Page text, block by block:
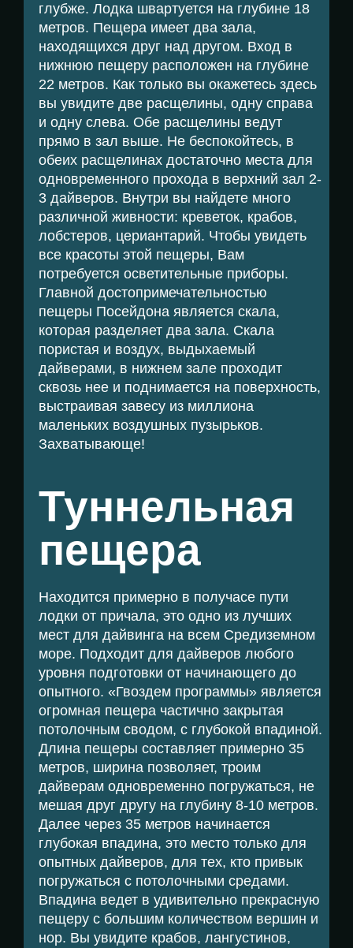
глубже. Лодка швартуется на глубине 18
метров. Пещера имеет два зала,
находящихся друг над другом. Вход в
нижнюю пещеру расположен на глубине
22 метров. Как только вы окажетесь здесь
вы увидите две расщелины, одну справа
и одну слева. Обе расщелины ведут
прямо в зал выше. Не беспокойтесь, в
обеих расщелинах достаточно места для
одновременного прохода в верхний зал 2-
3 дайверов. Внутри вы найдете много
различной живности: креветок, крабов,
лобстеров, цериантарий. Чтобы увидеть
все красоты этой пещеры, Вам
потребуется осветительные приборы.
Главной достопримечательностью
пещеры Посейдона является скала,
которая разделяет два зала. Скала
пористая и воздух, выдыхаемый
дайверами, в нижнем зале проходит
сквозь нее и поднимается на поверхность,
выстраивая завесу из миллиона
маленьких воздушных пузырьков.
Захватывающе!
Туннельная
пещера
Находится примерно в получасе пути
лодки от причала, это одно из лучших
мест для дайвинга на всем Средиземном
море. Подходит для дайверов любого
уровня подготовки от начинающего до
опытного. «Гвоздем программы» является
огромная пещера частично закрытая
потолочным сводом, с глубокой впадиной.
Длина пещеры составляет примерно 35
метров, ширина позволяет, троим
дайверам одновременно погружаться, не
мешая друг другу на глубину 8-10 метров.
Далее через 35 метров начинается
глубокая впадина, это место только для
опытных дайверов, для тех, кто привык
погружаться с потолочными средами.
Впадина ведет в удивительно прекрасную
пещеру с большим количеством вершин и
нор. Вы увидите крабов, лангустинов,